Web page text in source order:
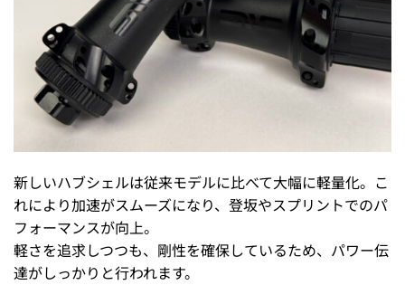
新しいハブシェルは従来モデルに比べて大幅に軽量化。こ
れにより加速がスムーズになり、登坂やスプリントでのパ
フォーマンスが向上。
軽さを追求しつつも、剛性を確保しているため、パワー伝
達がしっかりと行われます。